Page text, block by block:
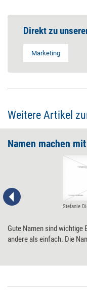
Direkt zu
Marketing
Weitere Artikel
Namen machen
Stefanie
Gute Namen sind
andere als einfach. Die